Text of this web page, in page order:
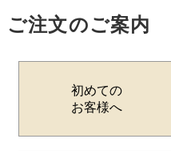
ご注文のご案内
初めての
お客様へ